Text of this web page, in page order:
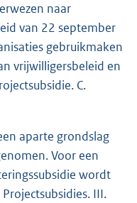
naar
van 22 september
gebruikmaken
vrijwilligersbeleid en
C.
aparte grondslag
Voor een
wordt
III.